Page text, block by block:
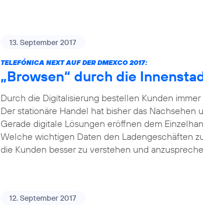
13. September 2017
TELEFÓNICA NEXT AUF DER DMEXCO 2017:
„Browsen“ durch die
Durch die Digitalisierung bestellen Kunden
Der stationäre Handel hat bisher das Nachsehen
Gerade digitale Lösungen eröffnen dem
Welche wichtigen Daten den Ladengeschäften
die Kunden besser zu verstehen und
12. September 2017